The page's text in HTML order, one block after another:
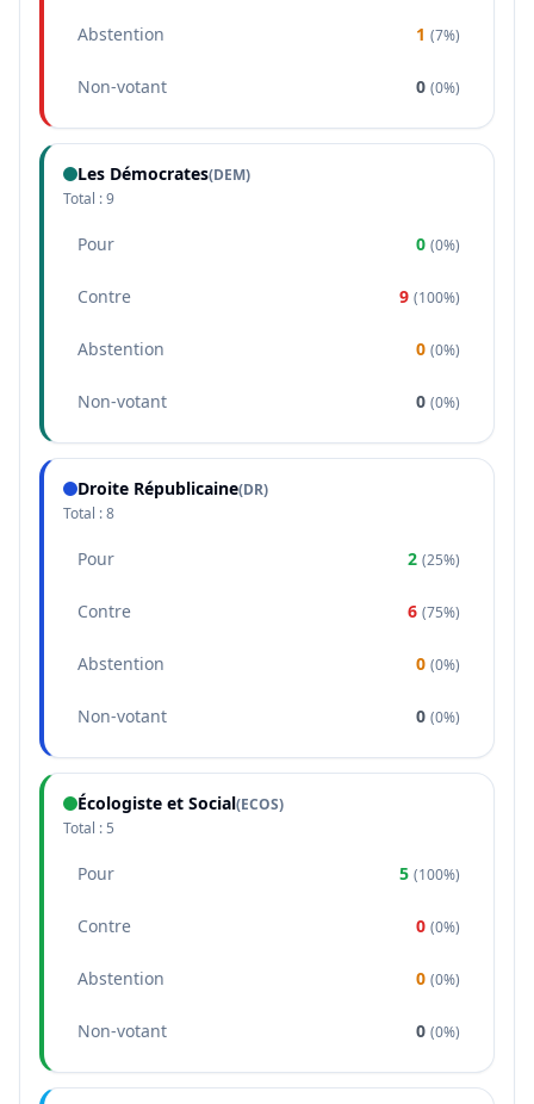
Abstention 1 (7%)
Non-votant 0 (0%)
Les Démocrates(DEM)
Total :9
Pour 0 (0%)
Contre 9 (100%)
Abstention 0 (0%)
Non-votant 0 (0%)
Droite Républicaine(DR)
Total :8
Pour 2 (25%)
Contre 6 (75%)
Abstention 0 (0%)
Non-votant 0 (0%)
Écologiste et Social(ECOS)
Total : 5
Pour 5 (100%)
Contre 0 (0%)
Abstention 0 (0%)
Non-votant 0 (0%)